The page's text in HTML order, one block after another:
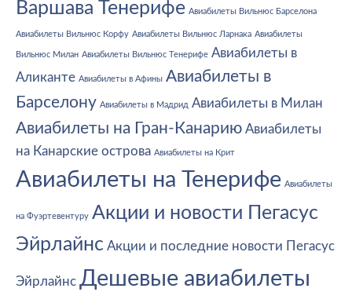
Варшава Тенерифе Авиабилеты Вильнюс Барселона
Авиабилеты Вильнюс Корфу Авиабилеты Вильнюс Ларнака Авиабилеты
Вильнюс Милан Авиабилеты Вильнюс Тенерифе Авиабилеты в
Аликанте Авиабилеты в Афины Авиабилеты в
Барселону Авиабилеты в Мадрид Авиабилеты в Милан
Авиабилеты на Гран-Канарию Авиабилеты
на Канарские острова Авиабилеты на Крит
Авиабилеты на Тенерифе Авиабилеты
на Фуэртевентуру Акции и новости Пегасус
Эйрлайнс Акции и последние новости Пегасус
Эйрлайнс Дешевые авиабилеты